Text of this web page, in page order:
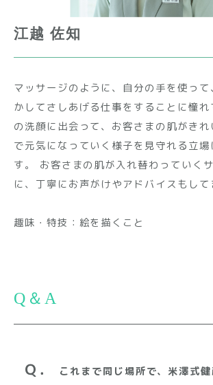
江越 佐知
マッサージのように、⾃分の⼿を使っ
かしてさしあげる仕事をすることに憧れ
の洗顔に出会って、お客さまの肌がきれ
で元気になっていく様⼦を⾒守れる⽴
す。 お客さまの肌が⼊れ替わっていく
に、丁寧にお声がけやアドバイスもして
趣味・特技：絵を描くこと
Q＆A
Ｑ．
これまで同じ場所で、米澤式